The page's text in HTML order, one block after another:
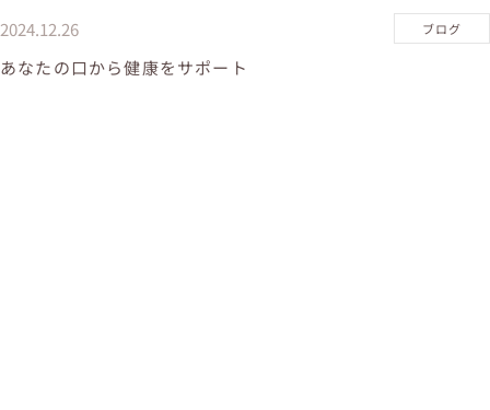
2024.12.26 ブログ
あなたの口から健康をサポート